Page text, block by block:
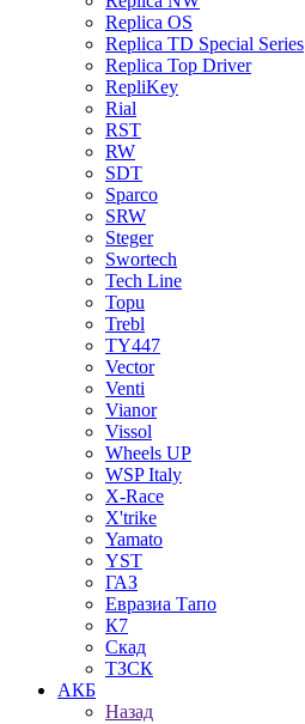
Replica OS
Replica TD Special Series
Replica Top Driver
RepliKey
Rial
RST
RW
SDT
Sparco
SRW
Steger
Swortech
Tech Line
Topu
Trebl
TY447
Vector
Venti
Vianor
Vissol
Wheels UP
WSP Italy
X-Race
X'trike
Yamato
YST
ГАЗ
Евразиа Тапо
К7
Скад
ТЗСК
АКБ
Назад